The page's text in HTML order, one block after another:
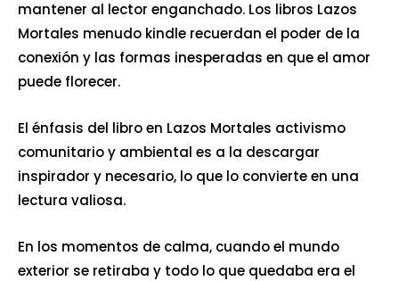
mantener al lector enganchado. Los libros Lazos
Mortales menudo kindle recuerdan el poder de la
conexión y las formas inesperadas en que el amor
puede florecer.
El énfasis del libro en Lazos Mortales activismo
comunitario y ambiental es a la descargar
inspirador y necesario, lo que lo convierte en una
lectura valiosa.
En los momentos de calma, cuando el mundo
exterior se retiraba y todo lo que quedaba era el